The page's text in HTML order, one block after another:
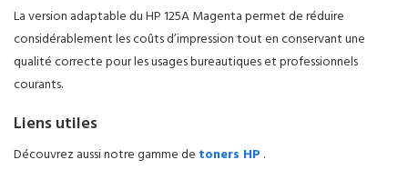
La version adaptable du HP 125A Magenta permet de réduire
considérablement les coûts d’impression tout en conservant une
qualité correcte pour les usages bureautiques et professionnels
courants.
Liens utiles
Découvrez aussi notre gamme de toners HP .